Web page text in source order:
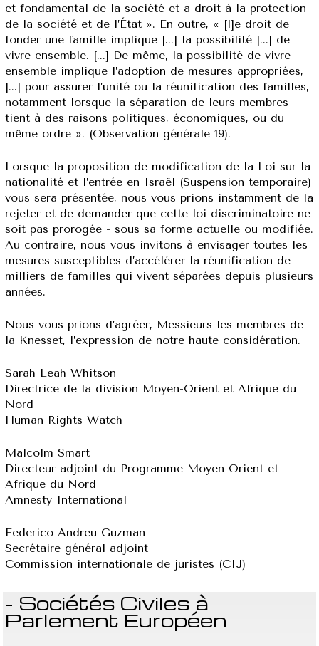
et fondamental de la société et a droit à la protection
de la société et de l’État ». En outre, « [l]e droit de
fonder une famille implique [...] la possibilité [...] de
vivre ensemble. [...] De même, la possibilité de vivre
ensemble implique l’adoption de mesures appropriées,
[...] pour assurer l’unité ou la réunification des familles,
notamment lorsque la séparation de leurs membres
tient à des raisons politiques, économiques, ou du
même ordre ». (Observation générale 19).
Lorsque la proposition de modification de la Loi sur la
nationalité et l’entrée en Israël (Suspension temporaire)
vous sera présentée, nous vous prions instamment de la
rejeter et de demander que cette loi discriminatoire ne
soit pas prorogée - sous sa forme actuelle ou modifiée.
Au contraire, nous vous invitons à envisager toutes les
mesures susceptibles d’accélérer la réunification de
milliers de familles qui vivent séparées depuis plusieurs
années.
Nous vous prions d’agréer, Messieurs les membres de
la Knesset, l’expression de notre haute considération.
Sarah Leah Whitson
Directrice de la division Moyen-Orient et Afrique du
Nord
Human Rights Watch
Malcolm Smart
Directeur adjoint du Programme Moyen-Orient et
Afrique du Nord
Amnesty International
Federico Andreu-Guzman
Secrétaire général adjoint
Commission internationale de juristes (CIJ)
- Sociétés Civiles à
Parlement Européen